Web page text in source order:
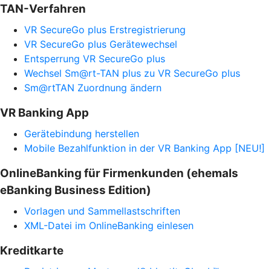
TAN-Verfahren
VR SecureGo plus Erstregistrierung
VR SecureGo plus Gerätewechsel
Entsperrung VR SecureGo plus
Wechsel Sm@rt-TAN plus zu VR SecureGo plus
Sm@rtTAN Zuordnung ändern
VR Banking App
Gerätebindung herstellen
Mobile Bezahlfunktion in der VR Banking App [NEU!]
OnlineBanking für Firmenkunden (ehemals
eBanking Business Edition)
Vorlagen und Sammellastschriften
XML-Datei im OnlineBanking einlesen
Kreditkarte